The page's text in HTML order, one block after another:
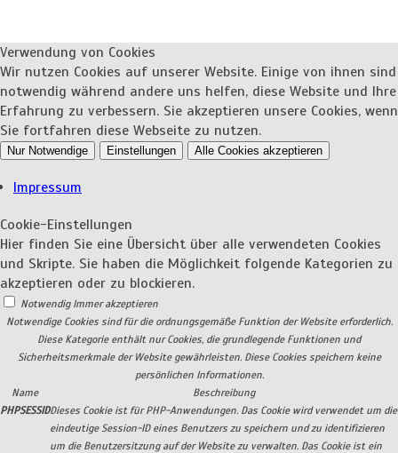
Verwendung von Cookies
Wir nutzen Cookies auf unserer Website. Einige von ihnen sind
notwendig während andere uns helfen, diese Website und Ihre
Erfahrung zu verbessern. Sie akzeptieren unsere Cookies, wenn
Sie fortfahren diese Webseite zu nutzen.
Nur Notwendige Einstellungen Alle Cookies akzeptieren
Impressum
Cookie-Einstellungen
Hier finden Sie eine Übersicht über alle verwendeten Cookies
und Skripte. Sie haben die Möglichkeit folgende Kategorien zu
akzeptieren oder zu blockieren.
Notwendig Immer akzeptieren
Notwendige Cookies sind für die ordnungsgemäße Funktion der Website erforderlich.
Diese Kategorie enthält nur Cookies, die grundlegende Funktionen und
Sicherheitsmerkmale der Website gewährleisten. Diese Cookies speichern keine
persönlichen Informationen.
Name
Beschreibung
PHPSESSIDDieses Cookie ist für PHP-Anwendungen. Das Cookie wird verwendet um die
eindeutige Session-ID eines Benutzers zu speichern und zu identifizieren
um die Benutzersitzung auf der Website zu verwalten. Das Cookie ist ein